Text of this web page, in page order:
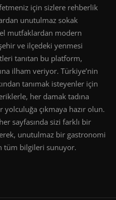
için sizlere rehberlik
unutulmaz sokak
mutfaklardan modern
ve ilçedeki yenmesi
tanıtan bu platform,
ilham veriyor. Türkiye’nin
tanımak isteyenler için
her damak tadına
çıkmaya hazır olun.
sayfasında sizi farklı bir
unutulmaz bir gastronomi
tüm bilgileri sunuyor.